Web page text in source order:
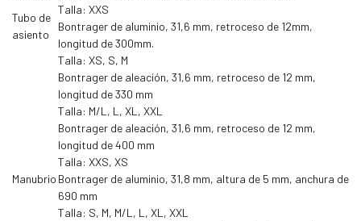
Tubo de
asiento
Talla: XXS
Bontrager de aluminio, 31,6 mm, retroceso de 12mm,
longitud de 300mm.
Talla: XS, S, M
Bontrager de aleación, 31,6 mm, retroceso de 12 mm,
longitud de 330 mm
Talla: M/L, L, XL, XXL
Bontrager de aleación, 31,6 mm, retroceso de 12 mm,
longitud de 400 mm
Manubrio
Talla: XXS, XS
Bontrager de aluminio, 31,8 mm, altura de 5 mm, anchura de
690 mm
Talla: S, M, M/L, L, XL, XXL